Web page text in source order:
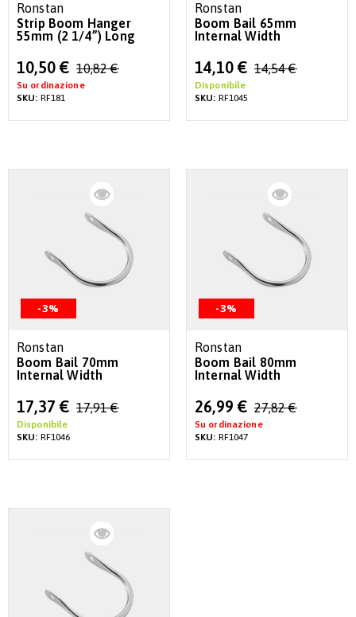
Ronstan
Strip Boom Hanger
55mm (2 1/4”) Long
Special
Price
10,50 € 10,82 €
Su ordinazione
SKU: RF181
Ronstan
Boom Bail 65mm
Internal Width
Special
Price
14,10 € 14,54 €
Disponibile
SKU: RF1045
-3%
Ronstan
Boom Bail 70mm
Internal Width
Special
Price
17,37 € 17,91 €
Disponibile
SKU: RF1046
-3%
Ronstan
Boom Bail 80mm
Internal Width
Special
Price
26,99 € 27,82 €
Su ordinazione
SKU: RF1047